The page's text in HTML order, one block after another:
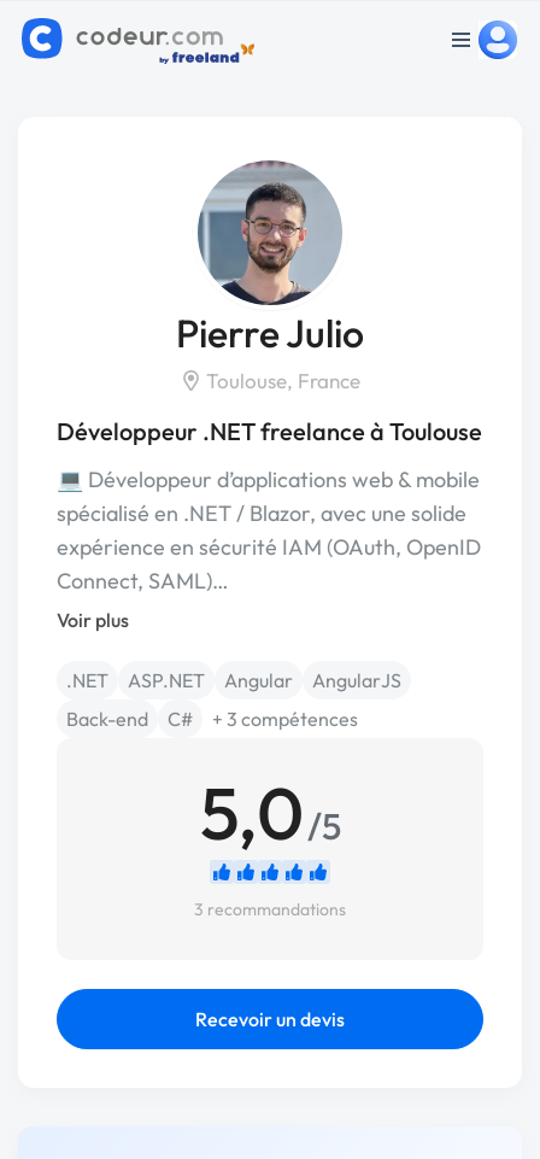
Pierre Julio
Toulouse, France
Développeur .NET freelance à Toulouse
💻 Développeur d’applications web & mobile
spécialisé en .NET / Blazor, avec une solide
expérience en sécurité IAM (OAuth, OpenID
Connect, SAML)…
Voir plus
.NET ASP.NET Angular
AngularJS
Back-end
C# + 3 compétences
5,0/5
3 recommandations
Recevoir un devis